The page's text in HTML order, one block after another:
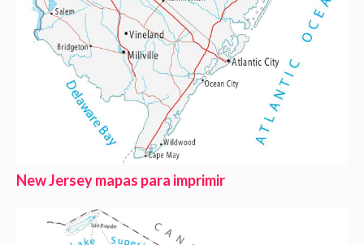
New Jersey mapas para imprimir